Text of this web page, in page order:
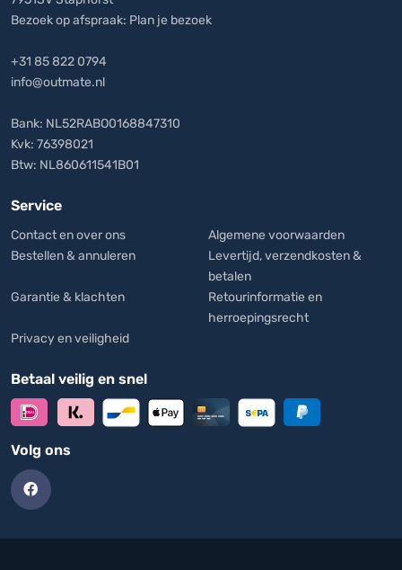
Bezoek op afspraak: Plan je bezoek
+31 85 822 0794
info@outmate.nl
Bank: NL52RABO0168847310
Kvk: 76398021
Btw: NL860611541B01
Service
Contact en over ons
Algemene voorwaarden
Bestellen & annuleren
Levertijd, verzendkosten &
betalen
Garantie & klachten
Retourinformatie en
herroepingsrecht
Privacy en veiligheid
Betaal veilig en snel
Volg ons